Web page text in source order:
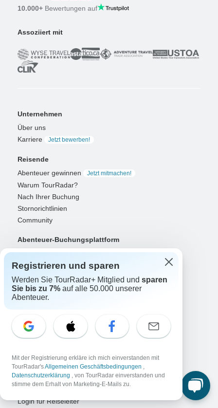
10.000+ Bewertungen auf
Assoziiert mit
Unternehmen
Über uns
Karriere
Jetzt bewerben!
Reisende
Abenteuer gewinnen
Jetzt mitmachen!
Warum TourRadar?
Nach Ihrer Buchung
Stornorichtlinien
Community
Abenteuer-Buchungsplattform
Organisierte Abenteuer erklärt
Vernetzte Geschäftslösungen
Reiseveranstalter
Erfolgreiches Business aufbauen
Sichtbarkeit erhöhen
Maximieren Sie Direktbuchungen
Reiseleitung
Reiseführer des Jahres
Als Reiseführer registrieren
Login für Reiseleiter
Registrieren und sparen
Werden Sie TourRadar+ Mitglied und sparen
Sie bis zu 7% auf alle 50.000 unserer
Abenteuer.
Mit der Registrierung erkläre ich mich einverstanden mit
TourRadar'sAllgemeinen Geschäftsbedingungen ,
Datenschutzerklärung , von TourRadar einverstanden und
stimme dem Erhalt von Marketing-E-Mails zu.